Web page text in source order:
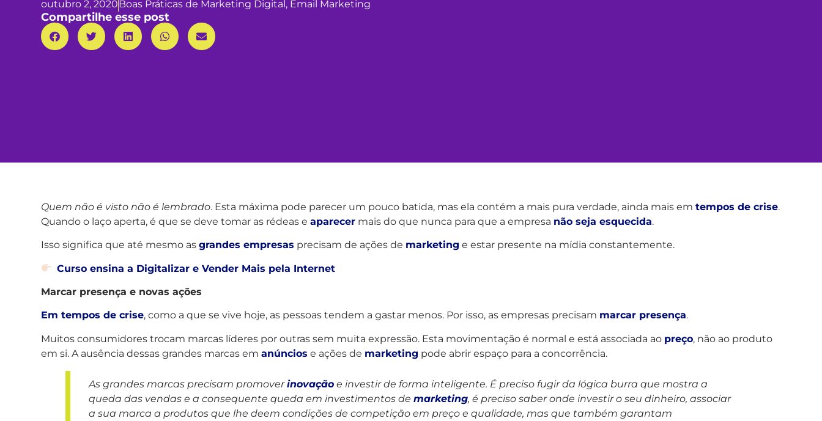
outubro 2, 2020Boas Práticas de Marketing Digital, Email Marketing
Compartilhe esse post
Quem não é visto não é lembrado. Esta máxima pode parecer um pouco batida, mas ela contém a mais pura verdade, ainda mais emtempos de crise.
Quando o laço aperta, é que se deve tomar as rédeas eaparecer mais do que nunca para que a empresa não seja esquecida.
Isso significa que até mesmo asgrandes empresas precisam de ações de marketing e estar presente na mídia constantemente.
Curso ensina a Digitalizar e Vender Mais pela Internet
Marcar presença e novas ações
Em tempos de crise, como a que se vive hoje, as pessoas tendem a gastar menos. Por isso, as empresas precisam marcar presença.
Muitos consumidores trocam marcas líderes por outras sem muita expressão. Esta movimentação é normal e está associada ao preço, não ao produto
em si. A ausência dessas grandes marcas emanúncios e ações de marketing pode abrir espaço para a concorrência.
As grandes marcas precisam promoverinovação e investir de forma inteligente. É preciso fugir da lógica burra que mostra a
queda das vendas e a consequente queda em investimentos demarketing, é preciso saber onde investir o seu dinheiro, associar
a sua marca a produtos que lhe deem condições de competição em preço e qualidade, mas que também garantam